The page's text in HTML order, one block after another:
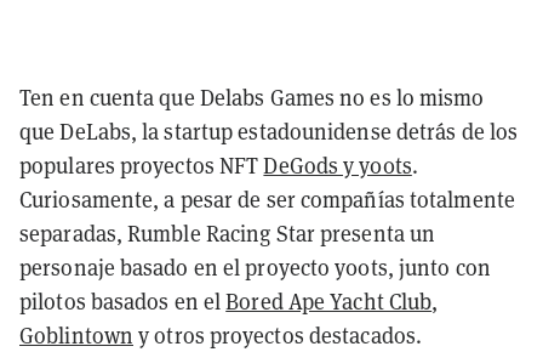
Ten en cuenta que Delabs Games no es lo mismo
que DeLabs, la startup estadounidense detrás de los
populares proyectos NFTDeGods y y00ts.
Curiosamente, a pesar de ser compañías totalmente
separadas, Rumble Racing Star presenta un
personaje basado en el proyecto y00ts, junto con
pilotos basados en elBored Ape Yacht Club,
Goblintown y otros proyectos destacados.